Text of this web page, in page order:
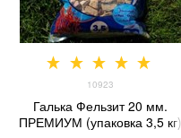
10923
Галька Фельзит 20 мм.
ПРЕМИУМ (упаковка 3,5 кг)